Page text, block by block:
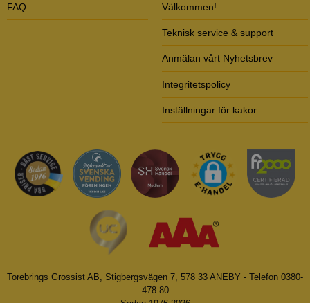
FAQ Välkommen!
Teknisk service & support
Anmälan vårt Nyhetsbrev
Integritetspolicy
Inställningar för kakor
Torebrings Grossist AB, Stigbergsvägen 7, 578 33 ANEBY - Telefon 0380-
478 80